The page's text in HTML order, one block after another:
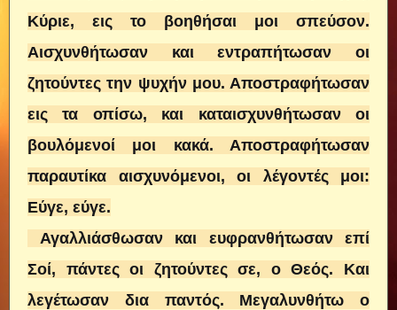
Κύριε, εις το βοηθήσαι μοι σπεύσον.
Αισχυνθήτωσαν και εντραπήτωσαν οι
ζητούντες την ψυχήν μου. Αποστραφήτωσαν
εις τα οπίσω, και καταισχυνθήτωσαν οι
βουλόμενοί μοι κακά. Αποστραφήτωσαν
παραυτίκα αισχυνόμενοι, οι λέγοντές μοι:
Εύγε, εύγε.
Αγαλλιάσθωσαν και ευφρανθήτωσαν επί
Σοί, πάντες οι ζητούντες σε, ο Θεός. Και
λεγέτωσαν δια παντός. Μεγαλυνθήτω ο